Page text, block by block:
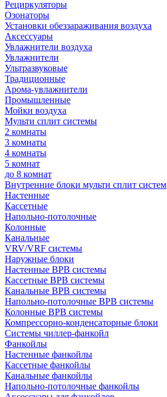
Рециркуляторы
Озонаторы
Установки обеззараживания воздуха
Аксессуары
Увлажнители воздуха
Увлажнители
Ультразвуковые
Традиционные
Арома-увлажнители
Промышленные
Мойки воздуха
Мульти сплит системы
2 комнаты
3 комнаты
4 комнаты
5 комнат
до 8 комнат
Внутренние блоки мульти сплит систем
Настенные
Кассетные
Напольно-потолочные
Колонные
Канальные
VRV/VRF системы
Наружные блоки
Настенные ВРВ системы
Кассетные ВРВ системы
Канальные ВРВ системы
Напольно-потолочные ВРВ системы
Колонные ВРВ системы
Компрессорно-конденсаторные блоки
Системы чиллер-фанкойл
Фанкойлы
Настенные фанкойлы
Кассетные фанкойлы
Канальные фанкойлы
Напольно-потолочные фанкойлы